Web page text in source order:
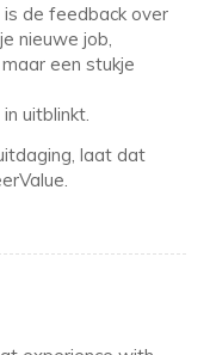
de feedback over
nieuwe job,
een stukje
uitblinkt.
laat dat